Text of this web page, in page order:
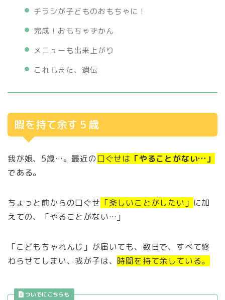
チラシが子どものおもちゃに！
完成！おもちゃずかん
メニューも出来上がり
これもまた、遺伝
暇を持て余す５歳
我が娘、5歳…。最近の口ぐせは 「やることがない…」
である。
ちょっと前からの口ぐせ 「楽しいことがしたい」 に加
えての、「やることがない…」
「こどもちゃれんじ」が届いても、数日で、すべて終
わらせてしまい、我が子は、 時間を持て余している。